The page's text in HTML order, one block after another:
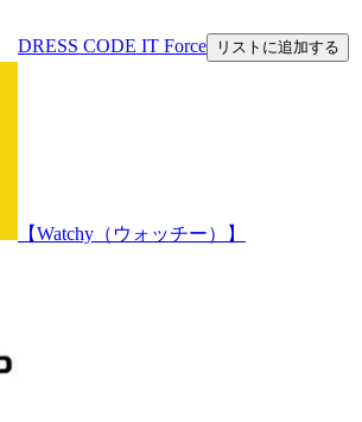
DRESS CODE IT Force リストに追加する
【Watchy（ウォッチー）】